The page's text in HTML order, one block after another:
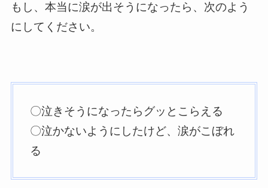
もし、本当に涙が出そうになったら、次のよう
にしてください。
〇泣きそうになったらグッとこらえる
〇泣かないようにしたけど、涙がこぼれ
る